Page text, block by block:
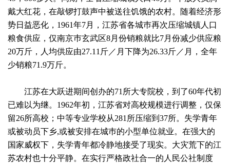
戴大红花，在敲锣打鼓声中被送往饥饿的农村。随着经济形
势日益恶化，1961年7月，江苏省各城巿再次压缩城镇人口
粮食供应，仅南京巿玄武区8月份销粮就比7月份减少供应粮
20万斤，人均供应由27.11斤／月下降为26.33斤／月，全年
少销粮71.9万斤。
江苏在大跃进期间创办的71所大专院校，到了60年代初
已难以为继。1962年初，江苏省对高校规模进行调整，仅保
留26所高校；中等专业学校从281所压缩到37所。失学青年
或被动员下乡,或被安排在城巿的小型单位就业。在强大的
国家威权下，失学青年都冷静地接受了现实。大灾荒下的江
苏农村也十分平静。在实行严格政社合一的人民公社制度